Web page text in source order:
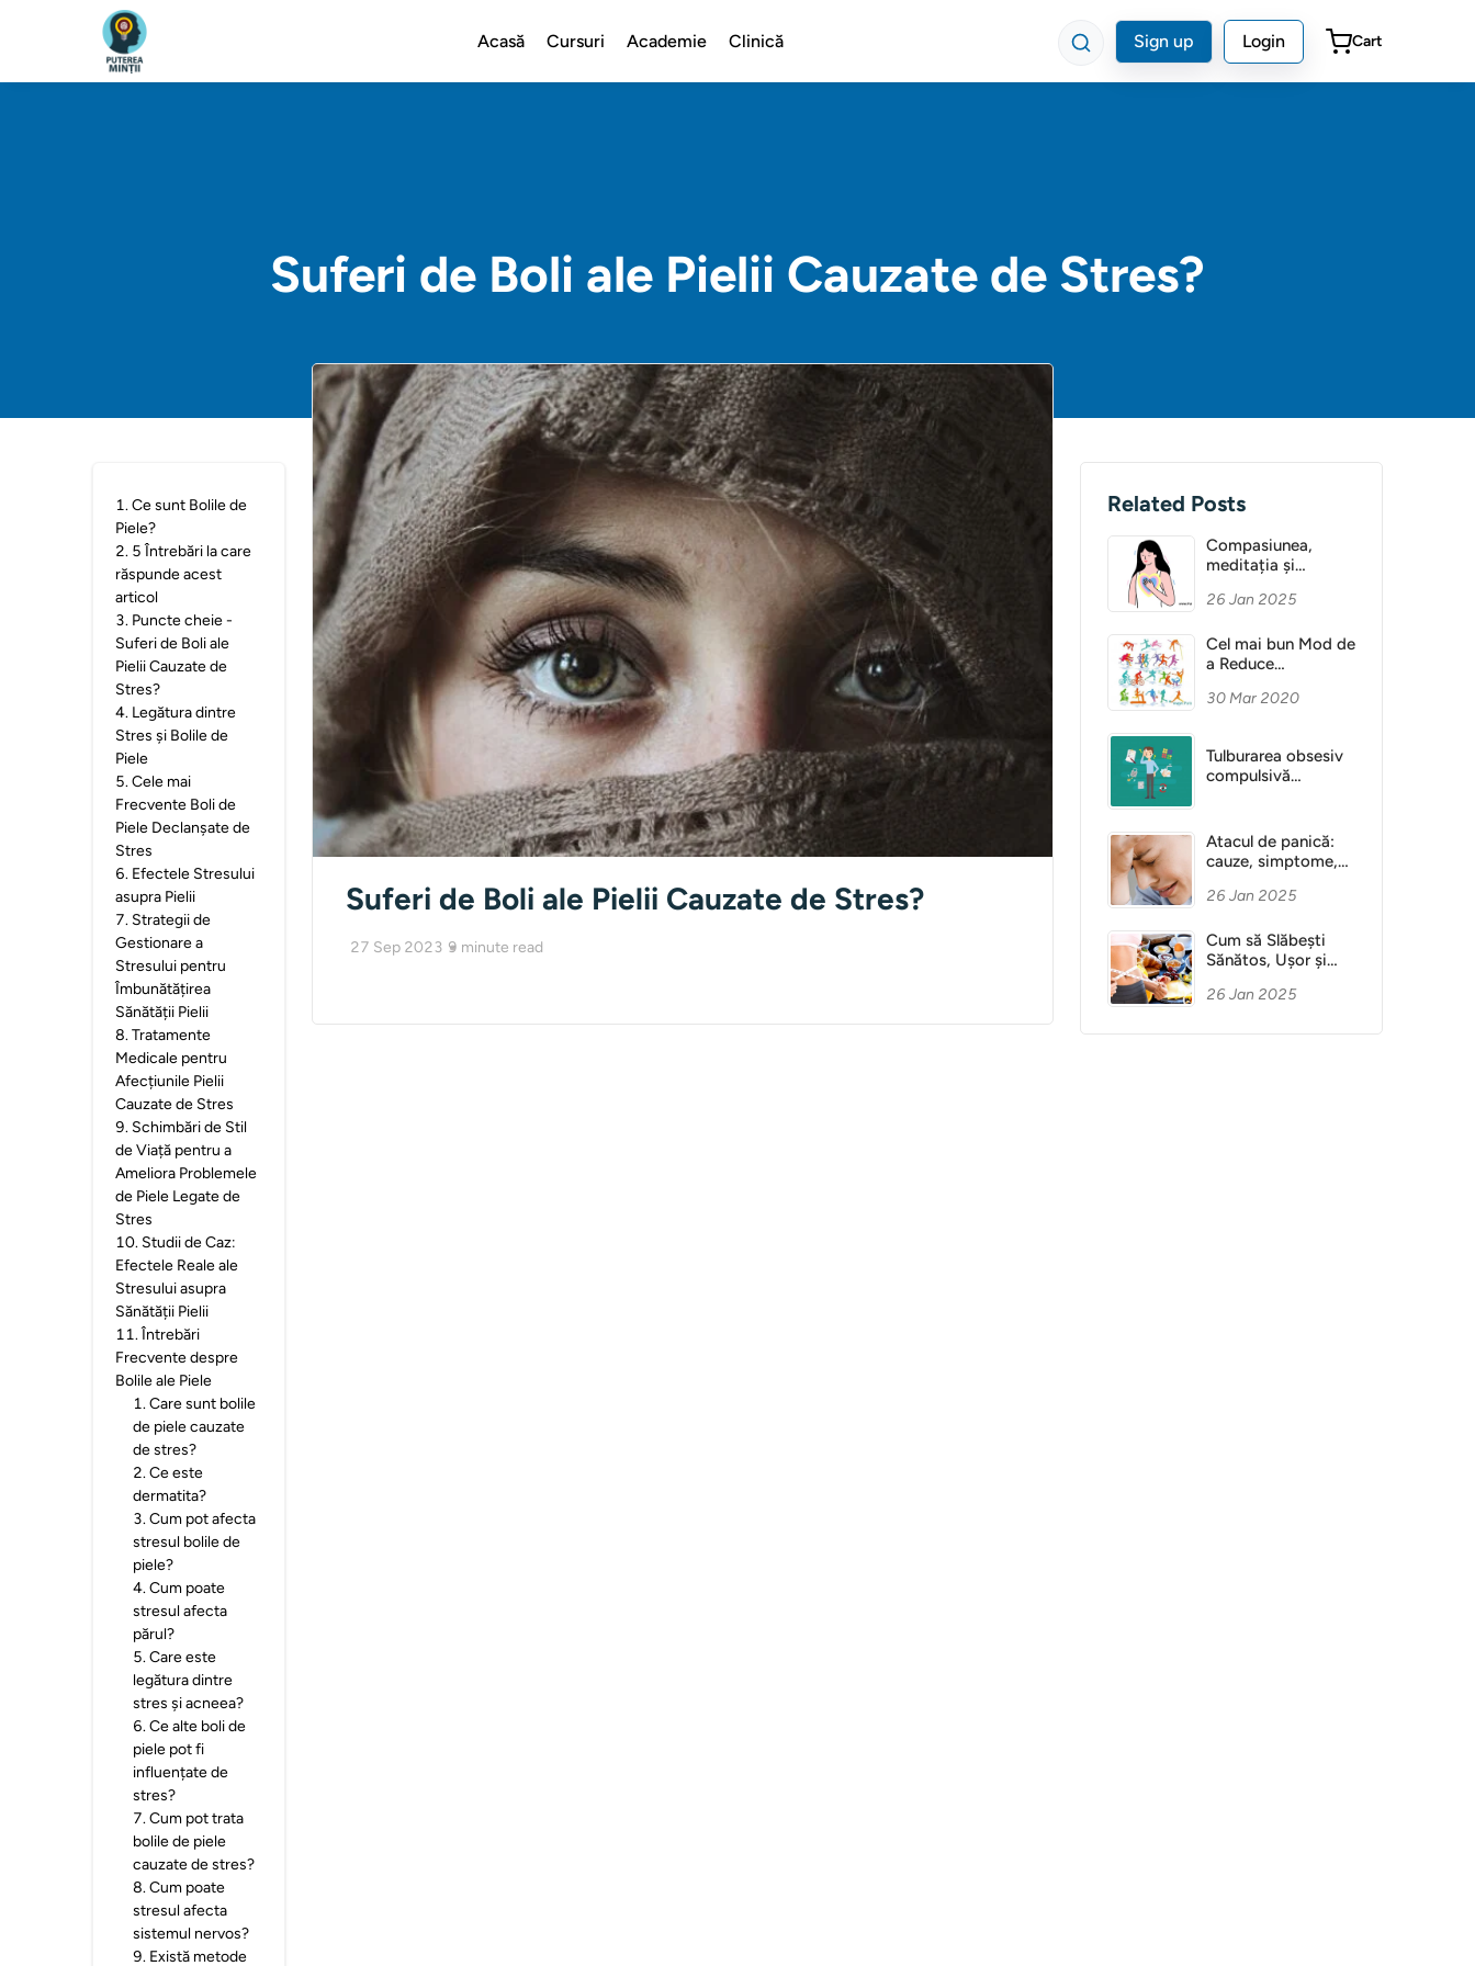
Acasă Cursuri Academie Clinică Sign up Login Cart
Suferi de Boli ale Pielii Cauzate de Stres?
1.Ce sunt Bolile de
Piele?
2. 5 Întrebări la care
răspunde acest
articol
3. Puncte cheie -
Suferi de Boli ale
Pielii Cauzate de
Stres?
4. Legătura dintre
Stres și Bolile de
Piele
5.Cele mai
Frecvente Boli de
Piele Declanșate de
Stres
6. Efectele Stresului
asupra Pielii
7. Strategii de
Gestionare a
Stresului pentru
Îmbunătățirea
Sănătății Pielii
8.Tratamente
Medicale pentru
Afecțiunile Pielii
Cauzate de Stres
9. Schimbări de Stil
de Viață pentru a
Ameliora Problemele
de Piele Legate de
Stres
10. Studii de Caz:
Efectele Reale ale
Stresului asupra
Sănătății Pielii
11.Întrebări
Frecvente despre
Bolile ale Piele
1.Care sunt bolile
de piele cauzate
de stres?
2.Ce este
dermatita?
3.Cum pot afecta
stresul bolile de
piele?
4.Cum poate
stresul afecta
părul?
5.Care este
legătura dintre
stres și acneea?
6.Ce alte boli de
piele pot fi
influențate de
stres?
7.Cum pot trata
bolile de piele
cauzate de stres?
8.Cum poate
stresul afecta
sistemul nervos?
9. Există metode
Suferi de Boli ale Pielii Cauzate de Stres?
27 Sep 2023 9 minute read
Related Posts
Compasiunea,
meditația și
26 Jan 2025
Cel mai bun Mod de
a Reduce
30 Mar 2020
Tulburarea obsesiv
compulsivă
Atacul de panică:
cauze, simptome,
26 Jan 2025
Cum să Slăbești
Sănătos, Ușor și
26 Jan 2025